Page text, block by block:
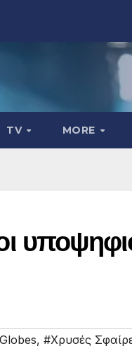
TV MORE
, #Χρυσές